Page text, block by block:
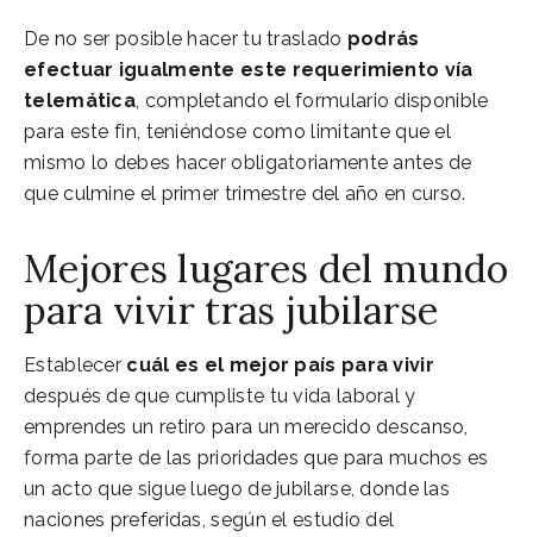
De no ser posible hacer tu traslado podrás
efectuar igualmente este requerimiento vía
telemática, completando el formulario disponible
para este fin, teniéndose como limitante que el
mismo lo debes hacer obligatoriamente antes de
que culmine el primer trimestre del año en curso.
Mejores lugares del mundo
para vivir tras jubilarse
Establecer cuál es el mejor país para vivir
después de que cumpliste tu vida laboral y
emprendes un retiro para un merecido descanso,
forma parte de las prioridades que para muchos es
un acto que sigue luego de jubilarse, donde las
naciones preferidas, según el estudio del